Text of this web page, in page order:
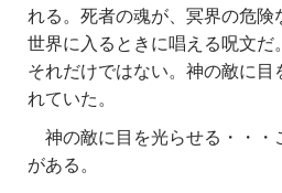
れる。死者の魂が、冥界の危険
世界に入るときに唱える呪文だ。
それだけではない。神の敵に目
れていた。
神の敵に目を光らせる・・・
がある。